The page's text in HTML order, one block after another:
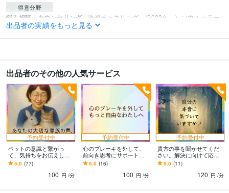
得意分野
悩み相談・カウンセリング 透視チャネリング　(2022年～)
ソウルカラー
カード　(2019年～) ハンドスキャンヒーリング(2021年～)
恋愛、抱えた悩み
語学力
英語 日常会話レベル
出品者の実績をもっと見る
出品者のその他の人気サービス
予約受付中
ペットの意識と繋がっ
て、気持ちをお伝えしま
す ペットの気持ちを知っ
て、もっともっと絆を深
5.0 (77)
100 円 /分
予約受付中
心のブレーキを外して、
前向き思考にサポートし
ます あなたの前向きな思
考が加速されます、一緒
に乗り越えましょう。
5.0 (16)
100 円 /分
予約受付中
貴方の事を聞かせてくだ
さい。解決に向けて応援
します 貴方の高次元の方
と繋がって、メッセージ
5.0 (11)
120 円 /分